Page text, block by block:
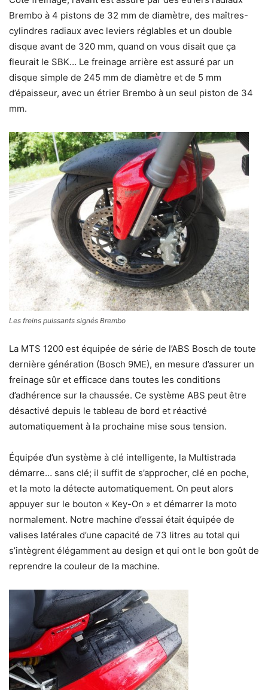
Brembo à 4 pistons de 32 mm de diamètre, des maîtres-
cylindres radiaux avec leviers réglables et un double
disque avant de 320 mm, quand on vous disait que ça
fleurait le SBK… Le freinage arrière est assuré par un
disque simple de 245 mm de diamètre et de 5 mm
d’épaisseur, avec un étrier Brembo à un seul piston de 34
mm.
Les freins puissants signés Brembo
La MTS 1200 est équipée de série de l’ABS Bosch de toute
dernière génération (Bosch 9ME), en mesure d’assurer un
freinage sûr et efficace dans toutes les conditions
d’adhérence sur la chaussée. Ce système ABS peut être
désactivé depuis le tableau de bord et réactivé
automatiquement à la prochaine mise sous tension.
Équipée d’un système à clé intelligente, la Multistrada
démarre… sans clé; il suffit de s’approcher, clé en poche,
et la moto la détecte automatiquement. On peut alors
appuyer sur le bouton « Key-On » et démarrer la moto
normalement. Notre machine d’essai était équipée de
valises latérales d’une capacité de 73 litres au total qui
s’intègrent élégamment au design et qui ont le bon goût de
reprendre la couleur de la machine.